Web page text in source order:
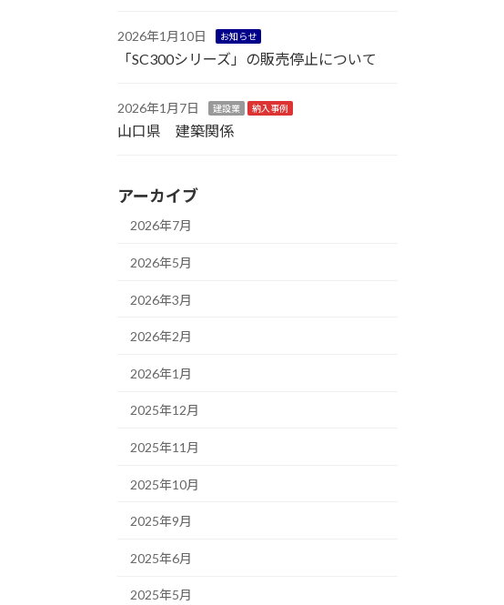
2026年1月10日 お知らせ
「SC300シリーズ」の販売停止について
2026年1月7日 建設業 納入事例
山口県 建築関係
アーカイブ
2026年7月
2026年5月
2026年3月
2026年2月
2026年1月
2025年12月
2025年11月
2025年10月
2025年9月
2025年6月
2025年5月